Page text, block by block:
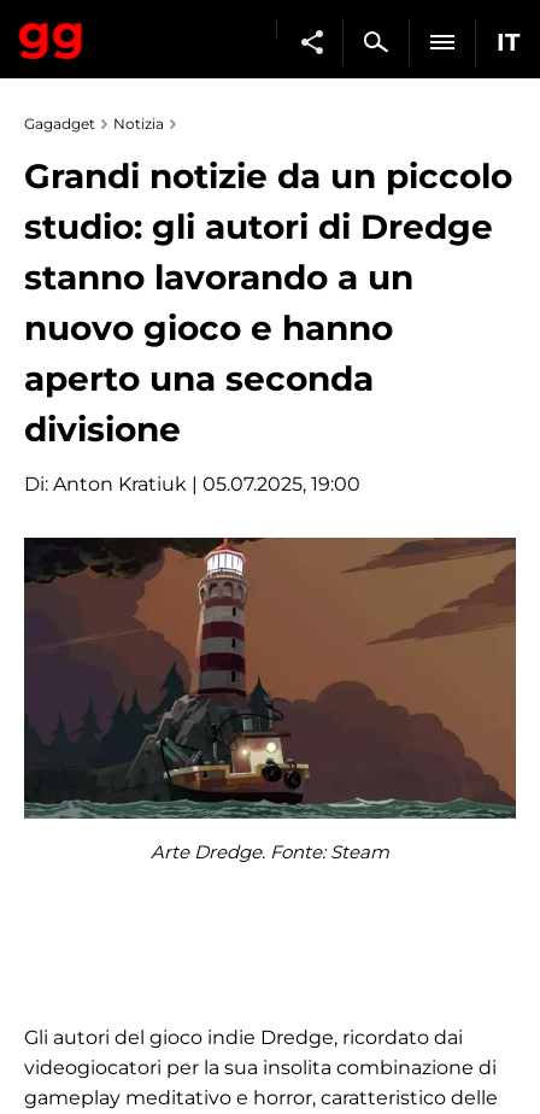
IT
Gagadget Notizia
Grandi notizie da un piccolo
studio: gli autori di Dredge
stanno lavorando a un
nuovo gioco e hanno
aperto una seconda
divisione
Di: Anton Kratiuk | 05.07.2025, 19:00
Arte Dredge. Fonte: Steam
Gli autori del gioco indie Dredge, ricordato dai
videogiocatori per la sua insolita combinazione di
gameplay meditativo e horror, caratteristico delle